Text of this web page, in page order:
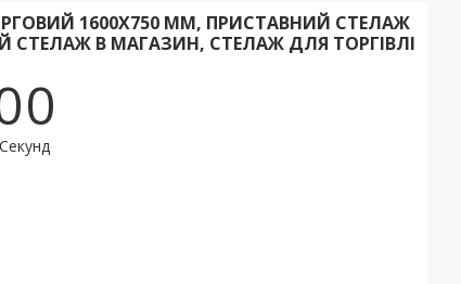
1600Х750 ММ, ПРИСТАВНИЙ СТЕЛАЖ
СТЕЛАЖ В МАГАЗИН, СТЕЛАЖ ДЛЯ ТОРГІВЛІ
0
Секунд